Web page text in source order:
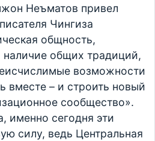
Неъматов привел
Чингиза
общность,
наличие общих традиций,
возможности
вместе – и строить новый
сообщество».
именно сегодня эти
силу, ведь Центральная